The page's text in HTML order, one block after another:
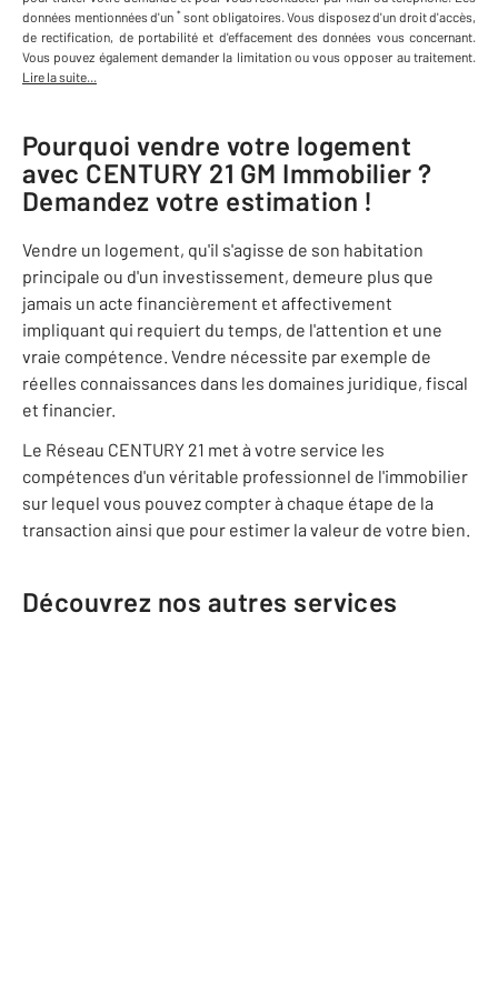
données mentionnées d'un * sont obligatoires. Vous disposez d'un droit d'accès,
de rectification, de portabilité et d'effacement des données vous concernant.
Vous pouvez également demander la limitation ou vous opposer au traitement.
Lire la suite...
Pourquoi vendre votre logement
avec CENTURY 21 GM Immobilier ?
Demandez votre estimation !
Vendre un logement, qu'il s'agisse de son habitation
principale ou d'un investissement, demeure plus que
jamais un acte financièrement et affectivement
impliquant qui requiert du temps, de l'attention et une
vraie compétence. Vendre nécessite par exemple de
réelles connaissances dans les domaines juridique, fiscal
et financier.
Le Réseau CENTURY 21 met à votre service les
compétences d'un véritable professionnel de l'immobilier
sur lequel vous pouvez compter à chaque étape de la
transaction ainsi que pour estimer la valeur de votre bien.
Découvrez nos autres services